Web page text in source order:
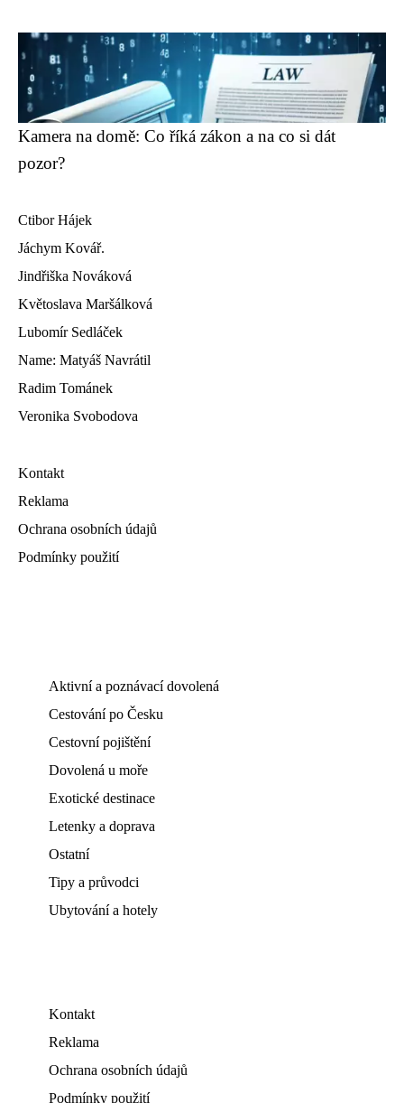
Kamera na domě: Co říká zákon a na co si dát
pozor?
Ctibor Hájek
Jáchym Kovář.
Jindřiška Nováková
Květoslava Maršálková
Lubomír Sedláček
Name: Matyáš Navrátil
Radim Tománek
Veronika Svobodova
Kontakt
Reklama
Ochrana osobních údajů
Podmínky použití
Aktivní a poznávací dovolená
Cestování po Česku
Cestovní pojištění
Dovolená u moře
Exotické destinace
Letenky a doprava
Ostatní
Tipy a průvodci
Ubytování a hotely
Kontakt
Reklama
Ochrana osobních údajů
Podmínky použití